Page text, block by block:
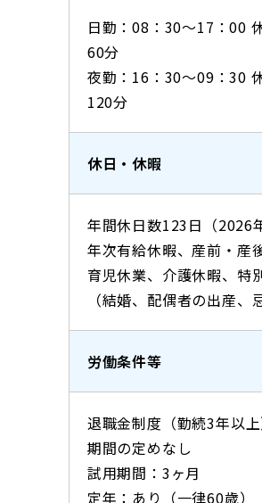
日勤：08：30〜17：00
60分
夜勤：16：30～09：30
120分
休日・休暇
年間休日数123日（2026
年次有給休暇、産前・産
育児休業、介護休暇、特
（結婚、配偶者の出産、
労働条件等
退職金制度（勤続3年以上
期間の定めなし
試用期間：3ヶ月
定年：あり（一律60歳）